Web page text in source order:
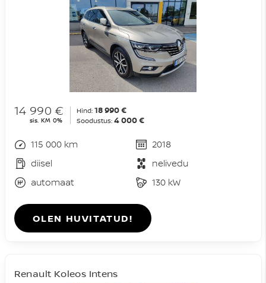
14 990 €
sis. KM 0%
Hind: 18 990 €
Soodustus: 4 000 €
115 000 km
2018
diisel
nelivedu
automaat
130 kW
OLEN HUVITATUD!
Renault Koleos Intens